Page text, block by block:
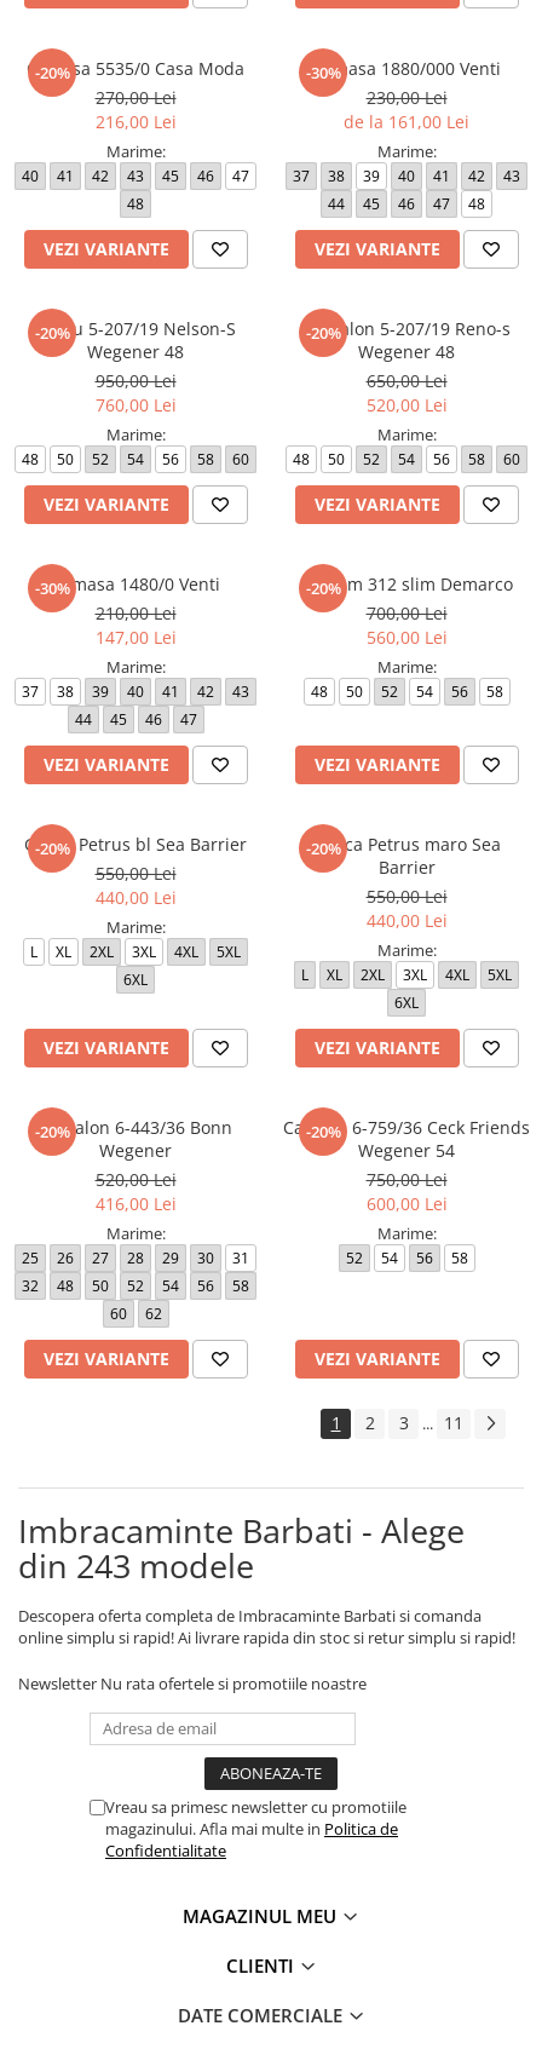
-20%
Camasa 5535/0 Casa Moda
270,00 Lei
216,00 Lei
Marime:
40 41 42 43 45 46
47
48
VEZI VARIANTE
-30%
Camasa 1880/000 Venti
230,00 Lei
de la 161,00 Lei
Marime:
37 38 39 40 41 42
43
44
45 46 47 48
VEZI VARIANTE
-20%
Sacou 5-207/19 Nelson-S
Wegener 48
950,00 Lei
760,00 Lei
Marime:
48 50 52 54 56 58 60
VEZI VARIANTE
-20%
Pantalon 5-207/19 Reno-s
Wegener 48
650,00 Lei
520,00 Lei
Marime:
48 50 52 54 56 58 60
VEZI VARIANTE
-30%Camasa 1480/0 Venti
210,00 Lei
147,00 Lei
Marime:
37 38 39 40 41 42
43
44
45 46 47
VEZI VARIANTE
-20%
Costum 312 slim Demarco
700,00 Lei
560,00 Lei
Marime:
48 50 52 54 56 58
VEZI VARIANTE
-20%
Geaca Petrus bl Sea Barrier
550,00 Lei
440,00 Lei
Marime:
L XL 2XL 3XL 4XL
5XL
6XL
VEZI VARIANTE
-20%
Geaca Petrus maro Sea
Barrier
550,00 Lei
440,00 Lei
Marime:
L XL 2XL 3XL 4XL
5XL
6XL
VEZI VARIANTE
-20%
Pantalon 6-443/36 Bonn
Wegener
520,00 Lei
416,00 Lei
Marime:
25 26 27 28 29 30
31
32
48 50 52 54 56
58
60
62
VEZI VARIANTE
-20%
Camasa 6-759/36 Ceck Friends
Wegener 54
750,00 Lei
600,00 Lei
Marime:
52 54 56 58
VEZI VARIANTE
1 2 3 ... 11
Imbracaminte Barbati - Alege
din 243 modele
Descopera oferta completa de Imbracaminte Barbati si comanda
online simplu si rapid! Ai livrare rapida din stoc si retur simplu si rapid!
Newsletter Nu rata ofertele si promotiile noastre
Vreau sa primesc newsletter cu promotiile
magazinului. Afla mai multe in Politica de
Confidentialitate
MAGAZINUL MEU
CLIENTI
DATE COMERCIALE